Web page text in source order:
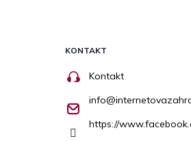
KONTAKT
Kontakt
info@
https://